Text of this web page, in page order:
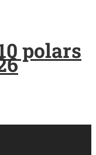
polars